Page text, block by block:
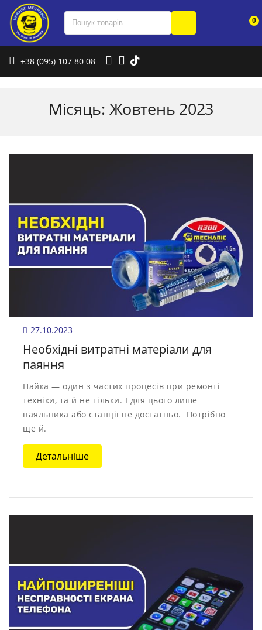
0
+38 (095) 107 80 08
Місяць: Жовтень 2023
27.10.2023
Необхідні витратні матеріали для
паяння
Пайка — один з частих процесів при ремонті
техніки, та й не тільки. І для цього лише
паяльника або станції не достатньо. Потрібно
ще й.
Детальніше